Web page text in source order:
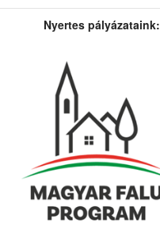
Nyertes pályázataink: